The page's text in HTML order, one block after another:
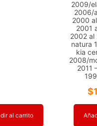
al carrito
2009/
2006/
2000
2001
2002 al
natura
kia
2008/
2011
$